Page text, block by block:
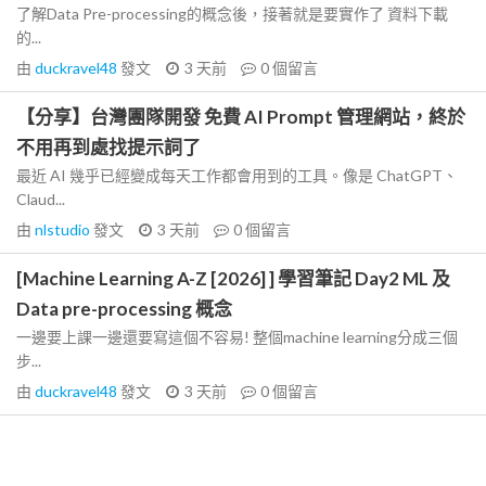
了解Data Pre-processing的概念後，接著就是要實作了 資料下載
的...
由 duckravel48 發文 3 天前 0個留言
【分享】台灣團隊開發 免費 AI Prompt 管理網站，終於
不用再到處找提示詞了
最近 AI 幾乎已經變成每天工作都會用到的工具。像是 ChatGPT、
Claud...
由 nlstudio 發文 3 天前 0個留言
[Machine Learning A-Z [2026] ] 學習筆記 Day2 ML 及
Data pre-processing 概念
一邊要上課一邊還要寫這個不容易! 整個machine learning分成三個
步...
由 duckravel48 發文 3 天前 0個留言